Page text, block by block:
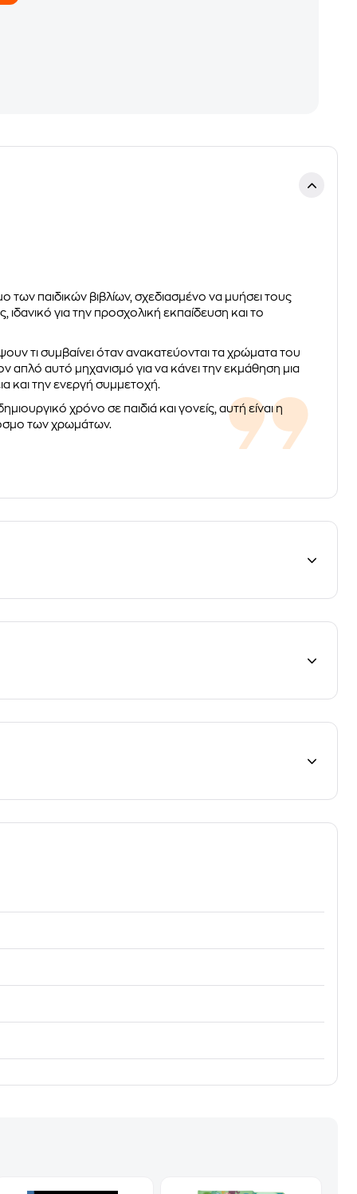
των παιδικών βιβλίων, σχεδιασμένο να μυήσει τους
για την προσχολική εκπαίδευση και το
τι συμβαίνει όταν ανακατεύονται τα χρώματα του
απλό αυτό μηχανισμό για να κάνει την εκμάθηση μια
και την ενεργή συμμετοχή.
χρόνο σε παιδιά και γονείς, αυτή είναι η
των χρωμάτων.